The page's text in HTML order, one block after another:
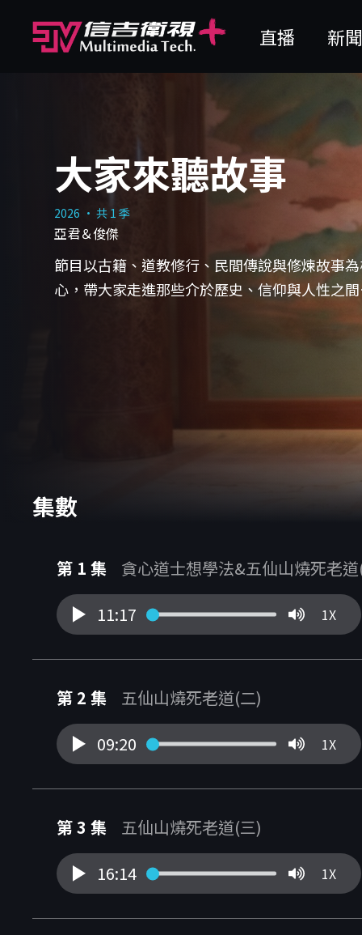
直播 新聞
大家來聽故事
2026 · 共 1 季
亞君＆俊傑
節目以古籍、道教修行、民間傳說與修煉故事
心，帶大家走進那些介於歷史、信仰與人性之
集數
第 1 集
貪心道士想學法&五仙山燒死老
11:17
1X
第 2 集
五仙山燒死老道(二)
09:20
1X
第 3 集
五仙山燒死老道(三)
16:14
1X